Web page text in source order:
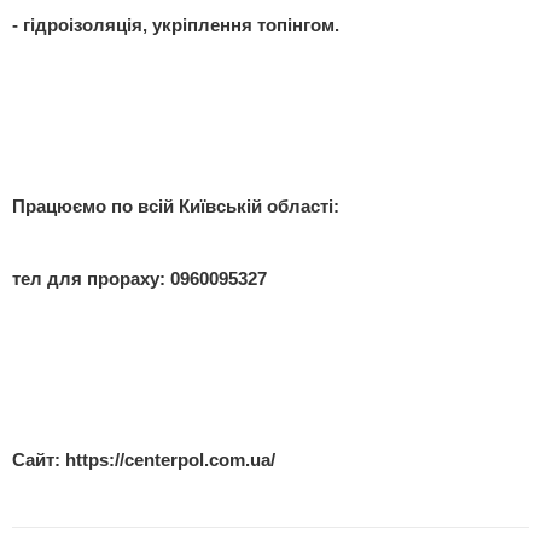
- гідроізоляція, укріплення топінгом.
Працюємо по всій Київській області:
тел для прораху: 0960095327
Сайт: https://centerpol.com.ua/